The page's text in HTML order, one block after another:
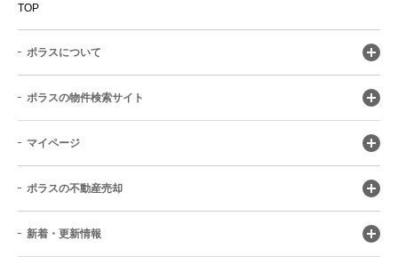
TOP
ポラスについて
ポラスの物件検索サイト
マイページ
ポラスの不動産売却
新着・更新情報